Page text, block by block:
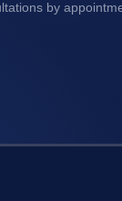
by